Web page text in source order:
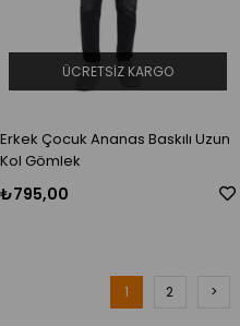
Erkek Çocuk Ananas Baskılı Uzun
Kol Gömlek
₺795,00
ÜCRETSIZ KARGO
1 2 >